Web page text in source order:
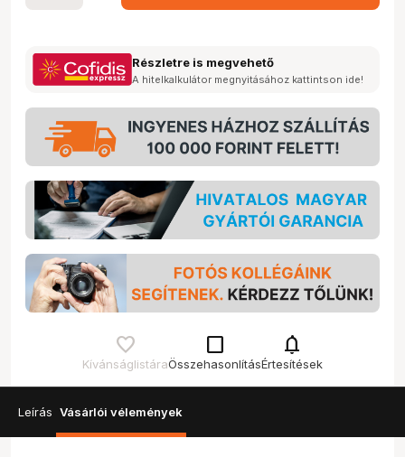
Részletre is megvehető
A hitelkalkulátor megnyitásához kattintson ide!
Kívánságlistára
check_box_outline_blank
Összehasonlítás
notifications
Értesítések
Leírás Vásárlói vélemények